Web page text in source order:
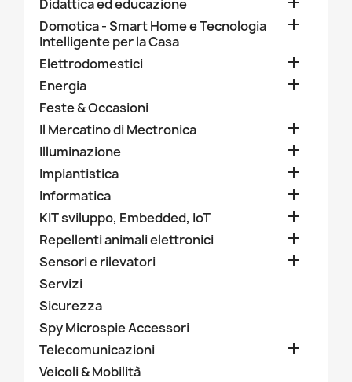
Didattica ed educazione
Domotica - Smart Home e Tecnologia
Intelligente per la Casa

Elettrodomestici 
Energia 
Feste & Occasioni
Il Mercatino di Mectronica

Illuminazione 
Impiantistica 
Informatica 
KIT sviluppo, Embedded, IoT 
Repellenti animali elettronici 
Sensori e rilevatori 
Servizi
Sicurezza
Spy Microspie Accessori
Telecomunicazioni

Veicoli & Mobilità